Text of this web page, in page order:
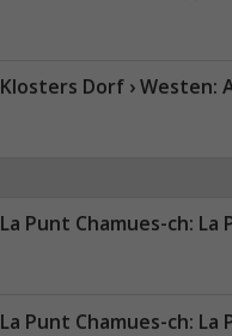
Klosters Dorf › Westen:
La Punt Chamues-ch: La Punt:
La Punt Chamues-ch: La Punt: